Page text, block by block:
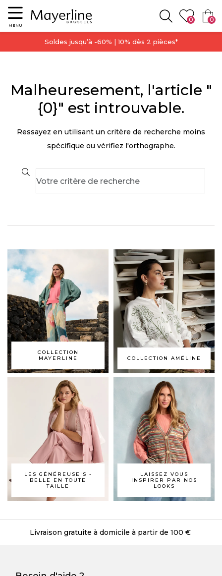
Menu
MENU Rechercher
0 0
Soldes jusqu’à -60% | 10% dès 2 pièces*
Malheuresement, l'article "
{0}" est introuvable.
Ressayez en utilisant un critère de recherche moins
spécifique ou vérifiez l'orthographe.
Search
COLLECTION
MAYERLINE
COLLECTION AMÉLINE
LES GÉNÉREUSE'S -
BELLE EN TOUTE
TAILLE
LAISSEZ VOUS
INSPIRER PAR NOS
LOOKS
Livraison gratuite à domicile à partir de 100 €